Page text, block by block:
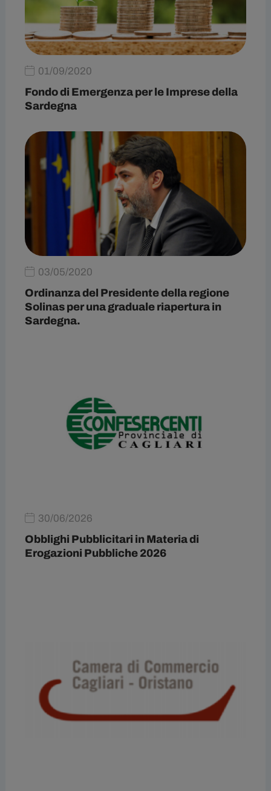
01/09/2020
Fondo di Emergenza per le Imprese della
Sardegna
03/05/2020
Ordinanza del Presidente della regione
Solinas per una graduale riapertura in
Sardegna.
30/06/2026
Obblighi Pubblicitari in Materia di
Erogazioni Pubbliche 2026